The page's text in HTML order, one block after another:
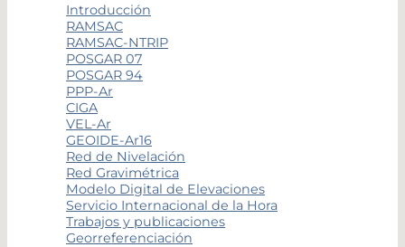
Introducción
RAMSAC
RAMSAC-NTRIP
POSGAR 07
POSGAR 94
PPP-Ar
CIGA
VEL-Ar
GEOIDE-Ar16
Red de Nivelación
Red Gravimétrica
Modelo Digital de Elevaciones
Servicio Internacional de la Hora
Trabajos y publicaciones
Georreferenciación